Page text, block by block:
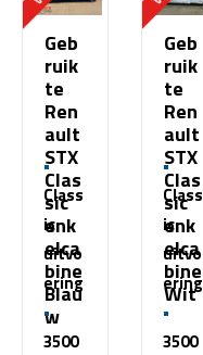
Geb
ruik
te
Ren
ault
STX
Clas
sic
enk
elca
bine
Blau
w
Class
ic
uitvo
ering
3500
Geb
ruik
te
Ren
ault
STX
Clas
sic
enk
elca
bine
Wit
Class
ic
uitvo
ering
3500